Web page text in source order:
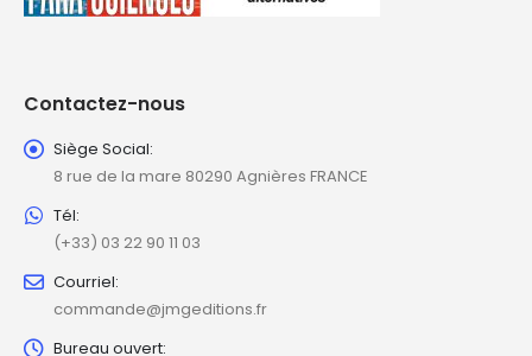
Contactez-nous
Siège Social:
8 rue de la mare 80290 Agnières FRANCE
Tél:
(+33) 03 22 90 11 03
Courriel:
commande@jmgeditions.fr
Bureau ouvert: